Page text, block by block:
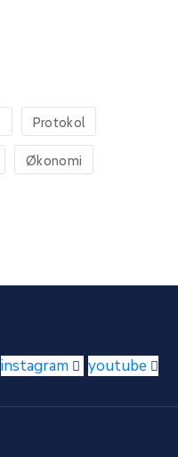
Protokol
Økonomi
instagram youtube